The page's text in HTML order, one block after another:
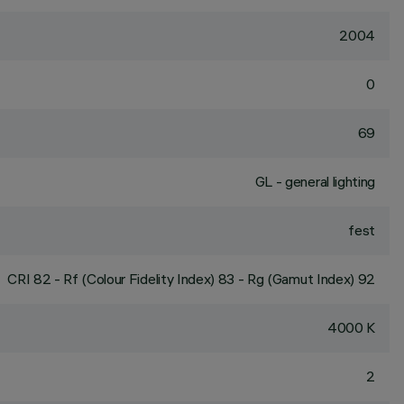
2004
0
69
GL - general lighting
fest
CRI 82 - Rf (Colour Fidelity Index) 83 - Rg (Gamut Index) 92
4000 K
2